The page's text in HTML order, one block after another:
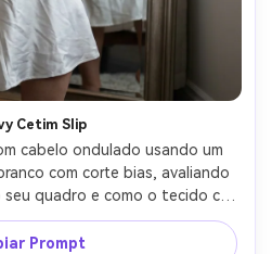
Cetim Slip
cabelo ondulado usando um
com corte bias, avaliando
quadro e como o tecido cai
do lado do espelho do quarto
quente mais preenchimento da
Prompt